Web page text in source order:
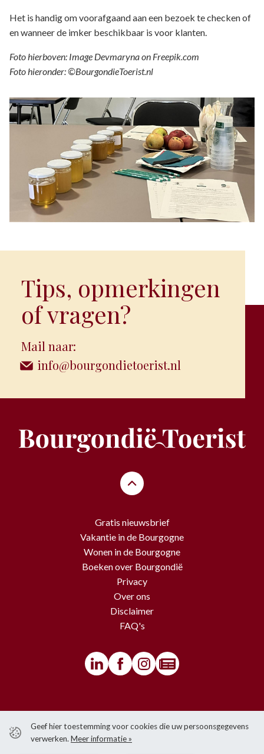
Geef hier toestemming voor cookies die uw persoonsgegevens
verwerken. Meer informatie »
Het is handig om voorafgaand aan een bezoek te checken of
en wanneer de imker beschikbaar is voor klanten.
Foto hierboven: Image Devmaryna on Freepik.com
Foto hieronder: ©BourgondieToerist.nl
Tips, opmerkingen
of vragen?
Mail naar:
info@bourgondietoerist.nl
Gratis nieuwsbrief
Vakantie in de Bourgogne
Wonen in de Bourgogne
Boeken over Bourgondië
Privacy
Over ons
Disclaimer
FAQ's
gelden copyrights.
Het is niet toegestaan om iets over te nemen van de website zonder